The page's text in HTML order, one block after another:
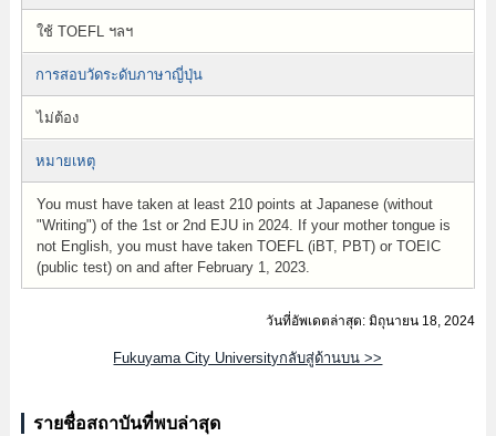
ใช้ TOEFL ฯลฯ
การสอบวัดระดับภาษาญี่ปุ่น
ไม่ต้อง
หมายเหตุ
You must have taken at least 210 points at Japanese (without
"Writing") of the 1st or 2nd EJU in 2024. If your mother tongue is
not English, you must have taken TOEFL (iBT, PBT) or TOEIC
(public test) on and after February 1, 2023.
วันที่อัพเดตล่าสุด: มิถุนายน 18, 2024
Fukuyama City Universityกลับสู่ด้านบน >>
รายชื่อสถาบันที่พบล่าสุด